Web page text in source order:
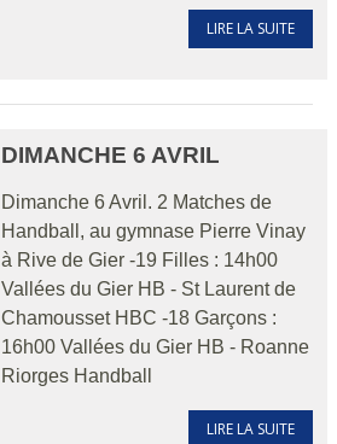
LIRE LA SUITE
DIMANCHE 6 AVRIL
Dimanche 6 Avril. 2 Matches de
Handball, au gymnase Pierre Vinay
à Rive de Gier -19 Filles : 14h00
Vallées du Gier HB - St Laurent de
Chamousset HBC -18 Garçons :
16h00 Vallées du Gier HB - Roanne
Riorges Handball
LIRE LA SUITE